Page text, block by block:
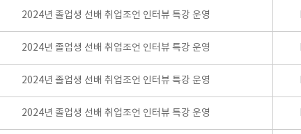
2024년 졸업생 선배 취업조언 인터뷰 특강 운영
2024년 졸업생 선배 취업조언 인터뷰 특강 운영
2024년 졸업생 선배 취업조언 인터뷰 특강 운영
2024년 졸업생 선배 취업조언 인터뷰 특강 운영